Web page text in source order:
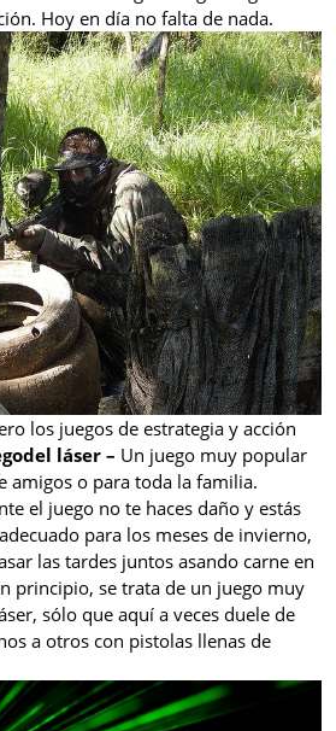
Hoy en día no falta de nada.
los juegos de estrategia y acción
del láser – Un juego muy popular
amigos o para toda la familia.
el juego no te haces daño y estás
para los meses de invierno,
las tardes juntos asando carne en
principio, se trata de un juego muy
sólo que aquí a veces duele de
a otros con pistolas llenas de